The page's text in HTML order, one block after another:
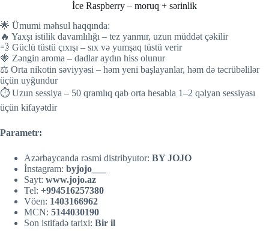
İce Raspberry – moruq + sərinlik
🌟 Ümumi məhsul haqqında:
🔥 Yaxşı istilik davamlılığı – tez yanmır, uzun müddət çəkilir
💨 Güclü tüstü çıxışı – sıx və yumşaq tüstü verir
🍓 Zəngin aroma – dadlar aydın hiss olunur
⚖️ Orta nikotin səviyyəsi – həm yeni başlayanlar, həm də təcrübəlilər
üçün uyğundur
⏱️ Uzun sessiya – 50 qramlıq qab orta hesabla 1–2 qəlyan sessiyası
üçün kifayətdir
Parametr:
Azərbaycanda rəsmi distribyutor: BY JOJO
İnstagram: byjojo___
Sayt: www.jojo.az
Tel: +994516257380
Vöen: 1403166962
MCN: 5144030190
Son istifadə tarixi: Bir il